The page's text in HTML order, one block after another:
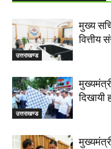
उत्तराखण्ड
मुख्य
वित्तीय
उत्तराखण्ड
दिखायी